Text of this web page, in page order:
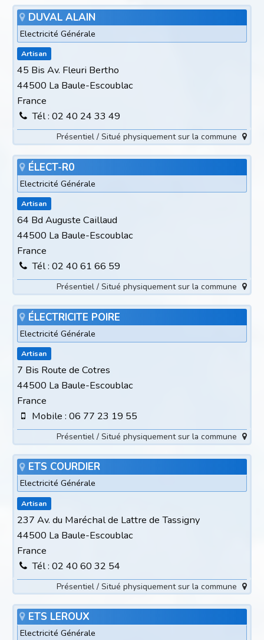
DUVAL ALAIN
Electricité Générale
Artisan
45 Bis Av. Fleuri Bertho
44500 La Baule-Escoublac
France
Tél : 02 40 24 33 49
Présentiel / Situé physiquement sur la commune
ÉLECT-R0
Electricité Générale
Artisan
64 Bd Auguste Caillaud
44500 La Baule-Escoublac
France
Tél : 02 40 61 66 59
Présentiel / Situé physiquement sur la commune
ÉLECTRICITE POIRE
Electricité Générale
Artisan
7 Bis Route de Cotres
44500 La Baule-Escoublac
France
Mobile : 06 77 23 19 55
Présentiel / Situé physiquement sur la commune
ETS COURDIER
Electricité Générale
Artisan
237 Av. du Maréchal de Lattre de Tassigny
44500 La Baule-Escoublac
France
Tél : 02 40 60 32 54
Présentiel / Situé physiquement sur la commune
ETS LEROUX
Electricité Générale